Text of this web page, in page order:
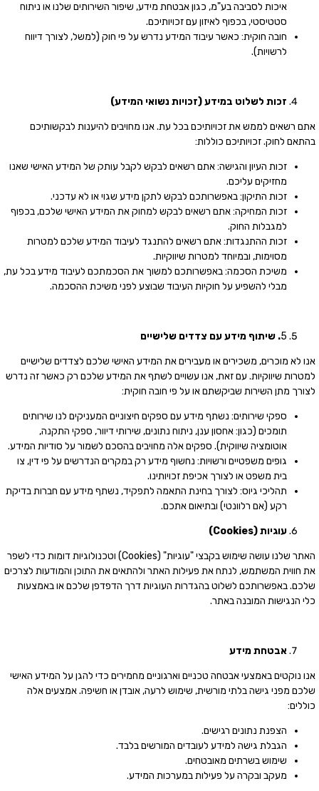
איכות לסביבה בע"מ, כגון אבטחת מידע, שיפור השירותים שלנו או ניתוח
סטטיסטי, בכפוף לאיזון עם זכויותיכם.
חובה חוקית: כאשר עיבוד המידע נדרש על פי חוק (למשל, לצורך דיווח
לרשויות).
זכות לשלוט במידע (זכויותנשואי המידע)
אתם רשאים לממש את זכויותיכם בכל עת. אנו מחויבים להיענות לבקשותיכם
בהתאם לחוק. זכויותיכם כוללות:
זכות העיון והגישה: אתם רשאים לבקש לקבל עותק של המידע האישי שאנו
מחזיקים עליכם.
זכות התיקון: באפשרותכם לבקש לתקן מידע שגוי או לא עדכני.
זכות המחיקה: אתם רשאים לבקש למחוק את המידע האישי שלכם, בכפוף
למגבלות החוק.
זכות ההתנגדות: אתם רשאים להתנגד לעיבוד המידע שלכם למטרות
מסוימות, ובמיוחד למטרות שיווקיות.
משיכת הסכמה: באפשרותכם למשוך את הסכמתכם לעיבוד מידע בכל עת,
מבלי להשפיע על חוקיות העיבוד שבוצע לפני משיכת ההסכמה.
5
. שיתוף מידעעם צדדים שלישיים
אנו לא מוכרים, משכירים או מעבירים את המידע האישי שלכם לצדדים שלישיים
למטרות שיווקיות. עם זאת, אנו עשויים לשתף את המידע שלכם רק כאשר זה נדרש
לצורך מתן השירות שביקשתם או על פי חובה חוקית:
ספקי שירותים: נשתף מידע עם ספקים חיצוניים המעניקים לנו שירותים
תומכים (כגון: אחסון ענן, ניתוח נתונים, שירותי דיוור, ספקי התקנה,
אוטומציה שיווקית). ספקים אלה מחויבים בהסכם לשמור על סודיות המידע.
גופים משפטיים ורשויות: נחשוף מידע רק במקרים הנדרשים על פי דין, צו
בית משפט או לצורך אכיפת זכויותינו.
תהליכי גיוס: לצורך בחינת התאמה לתפקיד, נשתף מידע עם חברות בדיקת
רקע (אם רלוונטי) ובתיאום אתכם.
עוגיות (Cookies)
האתר שלנו עושה שימוש בקבצי "עוגיות" (Cookies) וטכנולוגיות דומות כדי לשפר
את חווית המשתמש, לנתח את פעילות האתר ולהתאים את התוכן והמודעות לצרכים
שלכם. באפשרותכם לשלוט בהגדרות העוגיות דרך הדפדפן שלכם או באמצעות
כלי הנגישות המובנה באתר.
אבטחתמידע
אנו נוקטים באמצעי אבטחה טכניים וארגוניים מחמירים כדי להגן על המידע האישי
שלכם מפני גישה בלתי מורשית, שימוש לרעה, אובדן או חשיפה. אמצעים אלה
כוללים:
הצפנת נתונים רגישים.
הגבלת גישה למידע לעובדים המורשים בלבד.
שימוש בשרתים מאובטחים.
מעקב ובקרה על פעילות במערכות המידע.